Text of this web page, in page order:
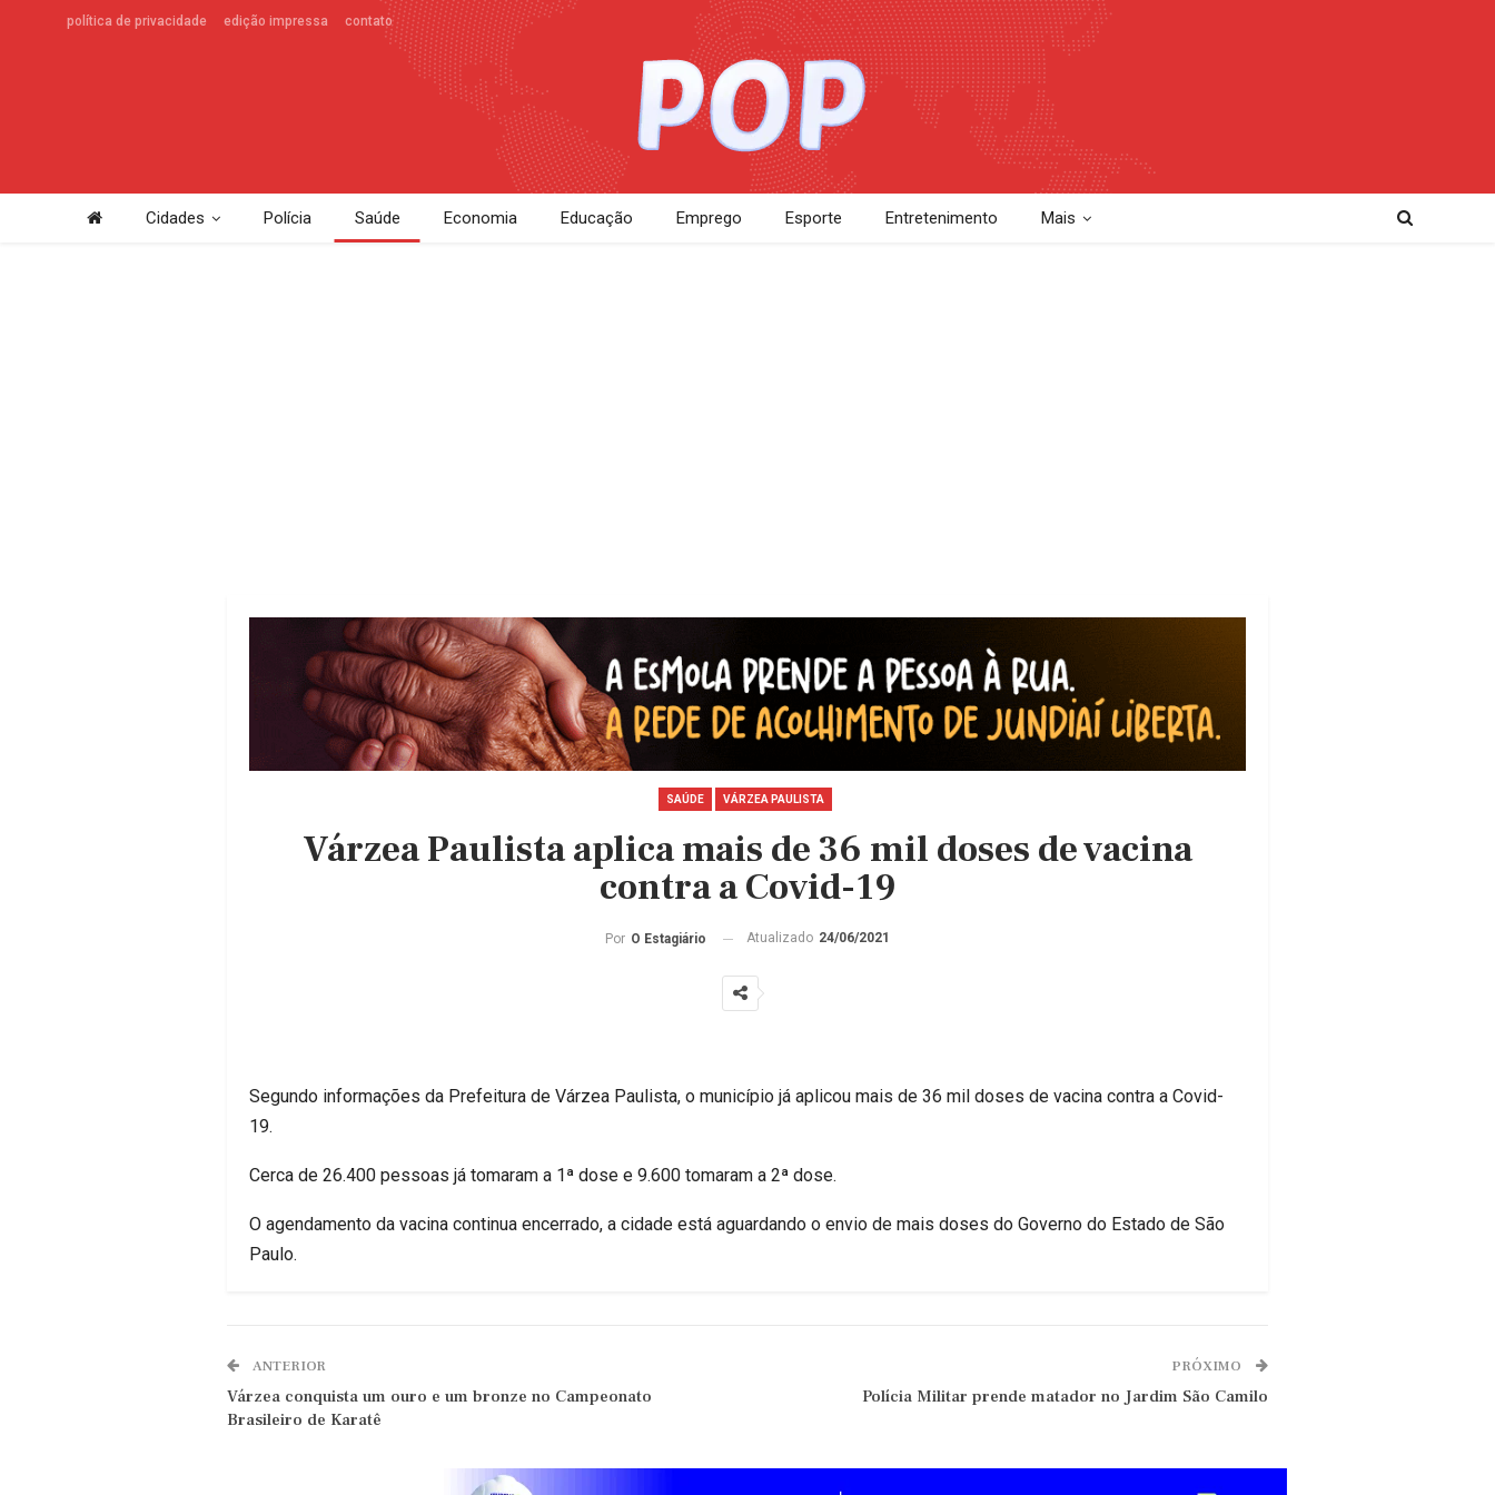
política de privacidade edição impressa contato
Cidades Polícia Saúde Economia Educação Emprego Esporte Entretenimento Mais
SAÚDE VÁRZEA PAULISTA
Várzea Paulista aplica mais de 36 mil doses de vacina
contra a Covid-19
Por O Estagiário Atualizado 24/06/2021
Segundo informações da Prefeitura de Várzea Paulista, o município já aplicou mais de 36 mil doses de vacina contra a Covid-
19.
Cerca de 26.400 pessoas já tomaram a 1ª dose e 9.600 tomaram a 2ª dose.
O agendamento da vacina continua encerrado, a cidade está aguardando o envio de mais doses do Governo do Estado de São
Paulo.
ANTERIOR
Várzea conquista um ouro e um bronze no Campeonato
Brasileiro de Karatê
PRÓXIMO
Polícia Militar prende matador no Jardim São Camilo